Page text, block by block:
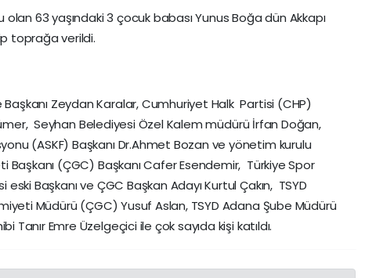
olan 63 yaşındaki 3 çocuk babası Yunus Boğa dün Akkapı
toprağa verildi.
Zeydan Karalar, Cumhuriyet Halk Partisi (CHP)
Seyhan Belediyesi Özel Kalem müdürü İrfan Doğan,
(ASKF) Başkanı Dr.Ahmet Bozan ve yönetim kurulu
(ÇGC) Başkanı Cafer Esendemir, Türkiye Spor
Başkanı ve ÇGC Başkan Adayı Kurtul Çakın, TSYD
Müdürü (ÇGC) Yusuf Aslan, TSYD Adana Şube Müdürü
Emre Üzelgeçici ile çok sayıda kişi katıldı.